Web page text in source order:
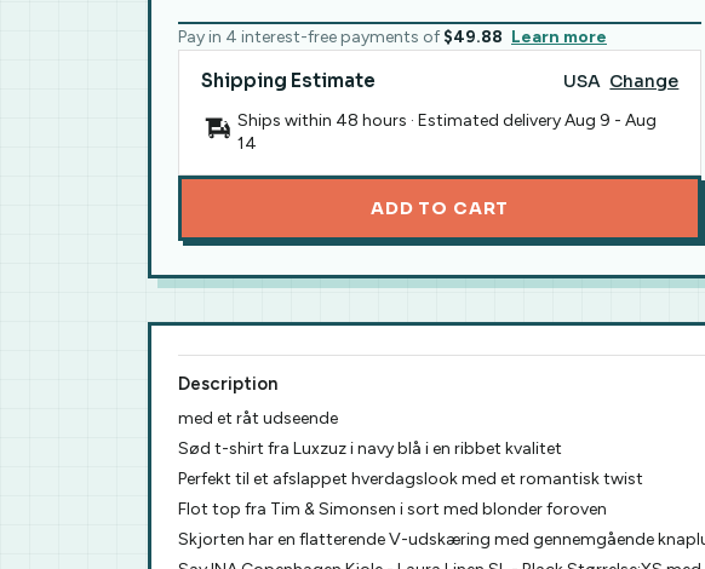
Pay in 4 interest-free payments of $49.88 Learn more
Shipping Estimate USA Change
Ships within 48 hours · Estimated deliveryAug 9 - Aug
14
ADD TO CART
Description
med et råt udseende
Sød t-shirt fra Luxzuz i navy blå i en ribbet kvalitet
Perfekt til et afslappet hverdagslook med et romantisk twist
Flot top fra Tim & Simonsen i sort med blonder foroven
Skjorten har en flatterende V-udskæring med gennemgående